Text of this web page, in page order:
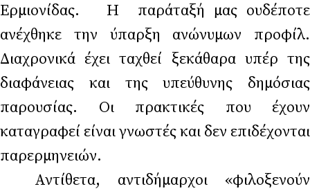
Ερμιονίδας. Η παράταξή μας ουδέποτε
ανέχθηκε την ύπαρξη ανώνυμων προφίλ.
Διαχρονικά έχει ταχθεί ξεκάθαρα υπέρ της
διαφάνειας και της υπεύθυνης δημόσιας
παρουσίας. Οι πρακτικές που έχουν
καταγραφεί είναι γνωστές και δεν επιδέχονται
Αντίθετα, αντιδήμαρχοι «φιλοξενούν